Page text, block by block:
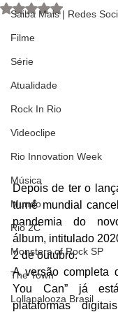
Saiba Mais | Redes
Filme
Série
Atualidade
Rock In Rio
Videoclipe
Rio Innovation Week
Música
Mundo
Rio 2C
Monsters of Rock SP
The Town
Lollapalooza Brasil
Avaliado com NaN
Depois de ter o
turnê mundial
pandemia do
álbum, intitulado
2 de outubro.
A versão completa
You Can” já
plataformas